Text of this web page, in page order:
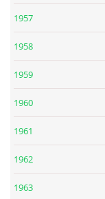
SKLADBY + INFO +
BEATLES MONTHLY
KNIHY O BEATLES II
1957
1958
1959
1960
1961
1962
1963